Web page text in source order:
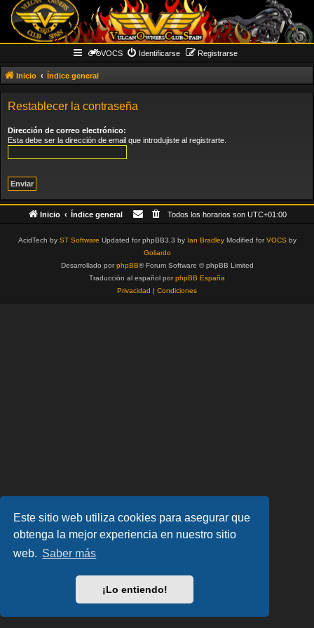
Este sitio web utiliza cookies para asegurar que
obtenga la mejor experiencia en nuestro sitio
web. Saber más
¡Lo entiendo!
VOCS Identificarse Registrarse
Inicio Índice general
Restablecer la contraseña
Dirección de correo electrónico:
Esta debe ser la dirección de email que introdujiste al registrarte.
Inicio Índice general Todos los horarios son UTC+01:00
AcidTech by ST Software Updated for phpBB3.3 by Ian BradleyModified forVOCSby
Goliardo
Desarrollado porphpBB® Forum Software © phpBB Limited
Traducción al español porphpBB España
Privacidad | Condiciones